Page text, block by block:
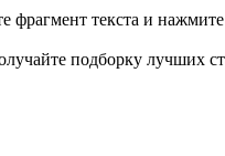
текста и
подборку лучших